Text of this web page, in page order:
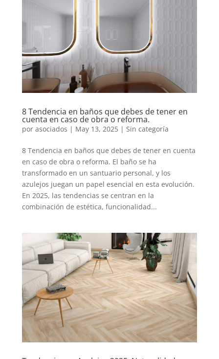
8 Tendencia en baños que debes de tener en
cuenta en caso de obra o reforma.
por asociados | May 13, 2025| Sin categoría
8 Tendencia en baños que debes de tener en cuenta
en caso de obra o reforma. El baño se ha
transformado en un santuario personal, y los
azulejos juegan un papel esencial en esta evolución.
En 2025, las tendencias se centran en la
combinación de estética, funcionalidad...